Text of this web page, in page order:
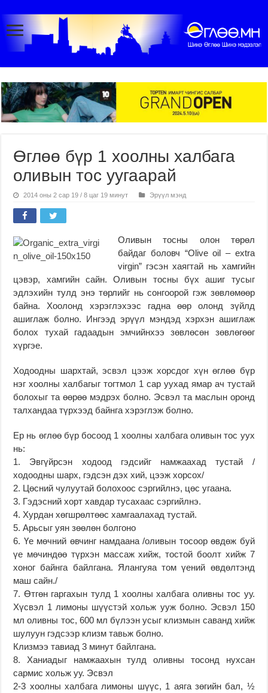
Өглөө бүр 1 хоолны халбага
оливын тос уугаарай
2014 оны 2 сар 19 / 8 цаг 19 минут Эрүүл мэнд
Оливын тосны олон төрөл
байдаг боловч “Olive oil – extra
virgin” гэсэн хаягтай нь хамгийн
цэвэр, хамгийн сайн. Оливын тосны бүх ашиг тусыг
эдлэхийн тулд энэ төрлийг нь сонгоорой гэж зөвлөмөөр
байна. Хоолонд хэрэглэхээс гадна өөр олонд зүйлд
ашиглаж болно. Ингээд эрүүл мэндэд хэрхэн ашиглаж
болох тухай гадаадын эмчийнхээ зөвлөсөн зөвлөгөөг
хүргэе.
Ходоодны шархтай, эсвэл цээж хорсдог хүн өглөө бүр
нэг хоолны халбагыг тогтмол 1 сар уухад ямар ач тустай
болохыг та өөрөө мэдрэх болно. Эсвэл та маслын оронд
талхандаа түрхээд байнга хэрэглэж болно.
Ер нь өглөө бүр босоод 1 хоолны халбага оливын тос уух
нь:
1. Эвгүйрсэн ходоод гэдсийг намжаахад тустай /
ходоодны шарх, гэдсэн дэх хий, цээж хорсох/
2. Цөсний чулуутай болохоос сэргийлнэ, цөс угаана.
3. Гэдэсний хорт хавдар тусахаас сэргийлнэ.
4. Хурдан хөгшрөлтөөс хамгаалахад тустай.
5. Арьсыг уян зөөлөн болгоно
6. Үе мөчний өвчинг намдаана /оливын тосоор өвдөж буй
үе мөчиндөө түрхэн массаж хийж, тостой боолт хийж 7
хоног байнга байлгана. Ялангуяа том үений өвдөлтэнд
маш сайн./
7. Өтгөн гаргахын тулд 1 хоолны халбага оливны тос уу.
Хүсвэл 1 лимоны шүүстэй хольж ууж болно. Эсвэл 150
мл оливны тос, 600 мл бүлээн усыг клизмын саванд хийж
шулуун гэдсээр клизм тавьж болно.
Клизмээ тавиад 3 минут байлгана.
8. Ханиадыг намжаахын тулд оливны тосонд нухсан
сармис хольж уу. Эсвэл
2-3 хоолны халбага лимоны шүүс, 1 аяга зөгийн бал, ½